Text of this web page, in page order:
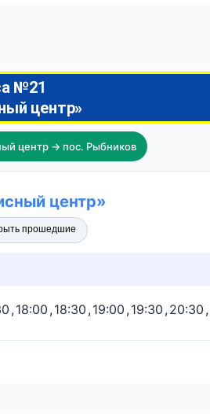
№21
центр»
центр → пос. Рыбников
центр»
прошедшие
,18:00 ,18:30 ,19:00 ,19:30 ,20:30 ,